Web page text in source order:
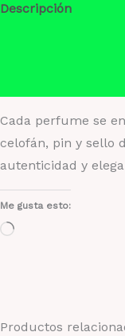
Descripción
Cada perfume se
celofán, pin y sello
autenticidad y
Me gusta esto:
Cargando...
Productos